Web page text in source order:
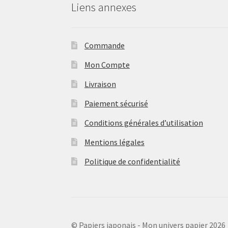
Liens annexes
Commande
Mon Compte
Livraison
Paiement sécurisé
Conditions générales d’utilisation
Mentions légales
Politique de confidentialité
© Papiers japonais - Mon univers papier 2026